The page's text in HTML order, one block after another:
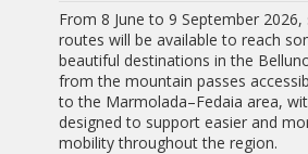
From 8 June to 9 September
routes will be available to reach
beautiful destinations in the
from the mountain passes
to the Marmolada–Fedaia area,
designed to support easier and
mobility throughout the region.